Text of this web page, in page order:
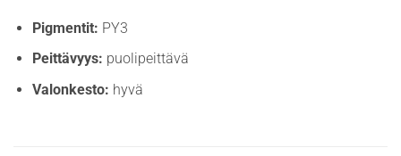
Pigmentit: PY3
Peittävyys: puolipeittävä
Valonkesto: hyvä